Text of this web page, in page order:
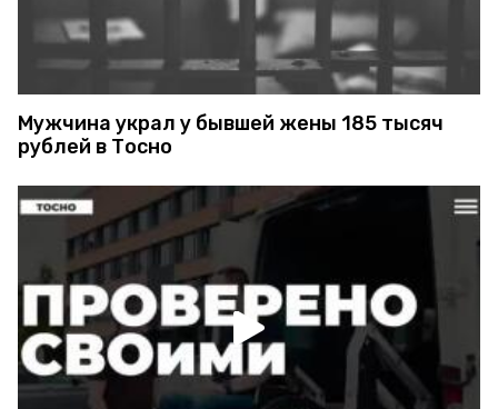
Мужчина украл у бывшей жены 185 тысяч
рублей в Тосно